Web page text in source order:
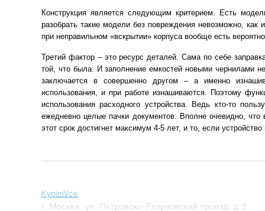
Конструкция является следующим критерием. Есть
разобрать такие модели без повреждения невозможно, как
при неправильном «вскрытии» корпуса вообще есть
Третий фактор – это ресурс деталей. Сама по себе
той, что была. И заполнение емкостей новыми чернилами
заключается в совершенно другом – а именно
использования, и при работе изнашиваются. Поэтому
использования расходного устройства. Ведь кто-то
ежедневно целые пачки документов. Вполне очевидно,
этот срок достигнет максимум 4-5 лет, и то, если
KypimVce:
г.
Москва
ул. Петровско-Разумовский проезд, д.3